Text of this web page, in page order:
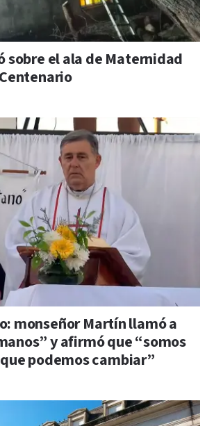
sobre el ala de Maternidad
monseñor Martín llamó a
y afirmó que “somos
podemos cambiar”